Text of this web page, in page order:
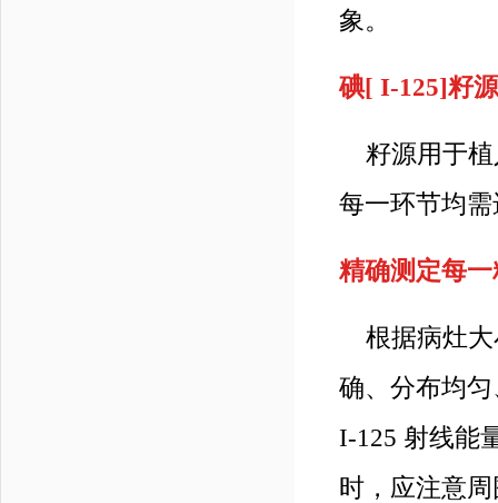
象。
碘[ I-125]籽
籽源用于植
每一环节均
精确测定每
根据病灶大
确、分布均
I-125 射线能
时，应注意